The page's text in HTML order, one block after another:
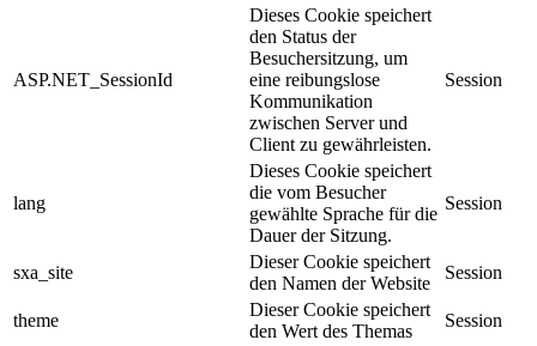
ASP.NET_SessionId
Dieses Cookie speichert
den Status der
Besuchersitzung, um
eine reibungslose
Kommunikation
zwischen Server und
Client zu gewährleisten.
Session
lang
Dieses Cookie speichert
die vom Besucher
gewählte Sprache für die
Dauer der Sitzung.
Session
sxa_site
Dieser Cookie speichert
den Namen der Website
Session
theme
Dieser Cookie speichert
den Wert des Themas
Session